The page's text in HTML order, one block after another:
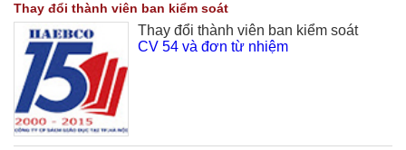
Thay đổi thành viên ban kiểm soát
Thay đổi thành viên ban kiểm soát
CV 54 và đơn từ nhiệm